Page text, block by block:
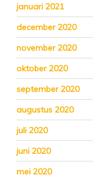
januari 2021
december 2020
november 2020
oktober 2020
september 2020
augustus 2020
juli 2020
juni 2020
mei 2020